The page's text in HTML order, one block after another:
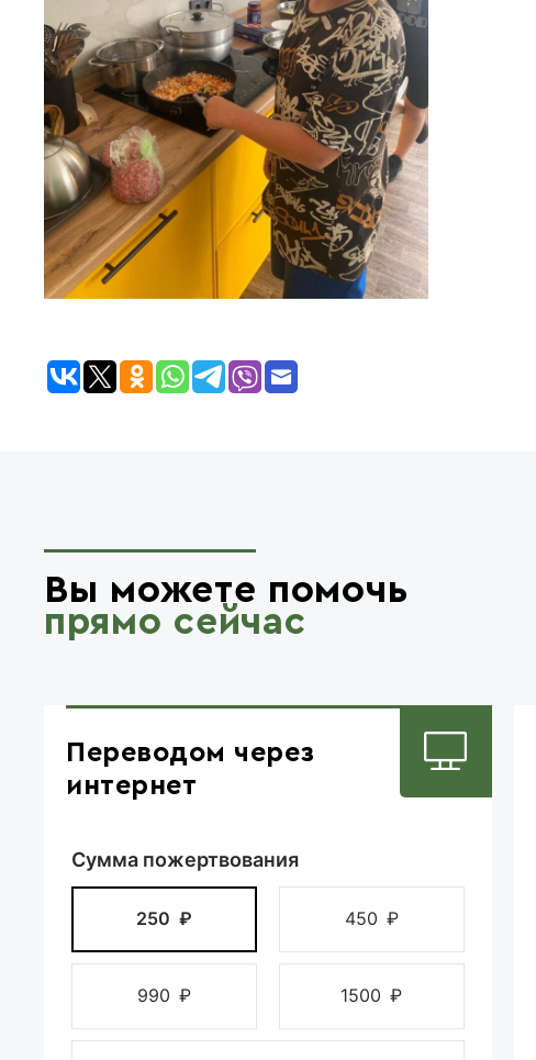
Вы можете помочь
прямо сейчас
Переводом через
интернет
Сумма пожертвования
250 ₽ 450 ₽
990 ₽ 1500 ₽